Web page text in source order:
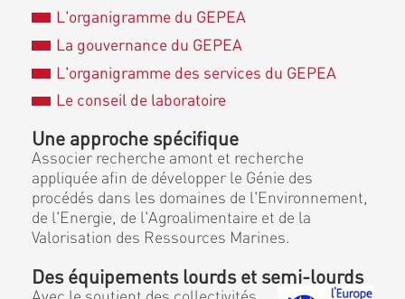
L'organigramme du GEPEA
La gouvernance du GEPEA
L'organigramme des services du GEPEA
Le conseil de laboratoire
Une approche spécifique
Associer recherche amont et recherche
appliquée afin de développer le Génie des
procédés dans les domaines de l'Environnement,
de l'Energie, de l'Agroalimentaire et de la
Valorisation des Ressources Marines.
Des équipements lourds et semi-lourds
Avec le soutient des collectivités